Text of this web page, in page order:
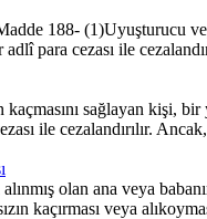
188- (1)Uyuşturucu
para cezası ile
sağlayan kişi,
ile cezalandırılır.
olan ana veya
kaçırması veya